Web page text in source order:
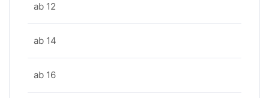
ab 12
ab 14
ab 16